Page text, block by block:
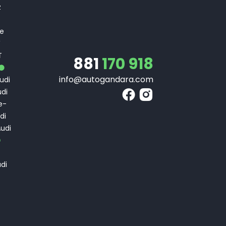
881170 918
info@autogandara.com